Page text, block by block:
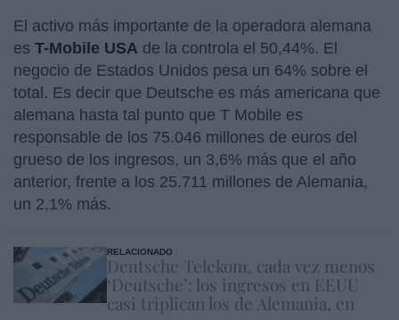
El activo más importante de la operadora alemana
es T-Mobile USA de la controla el 50,44%. El
negocio de Estados Unidos pesa un 64% sobre el
total. Es decir que Deutsche es más americana que
alemana hasta tal punto que T Mobile es
responsable de los 75.046 millones de euros del
grueso de los ingresos, un 3,6% más que el año
anterior, frente a los 25.711 millones de Alemania,
un 2,1% más.
RELACIONADO
Deutsche Telekom, cada vez menos
‘Deutsche’: los ingresos en EEUU
casi triplican los de Alemania, en